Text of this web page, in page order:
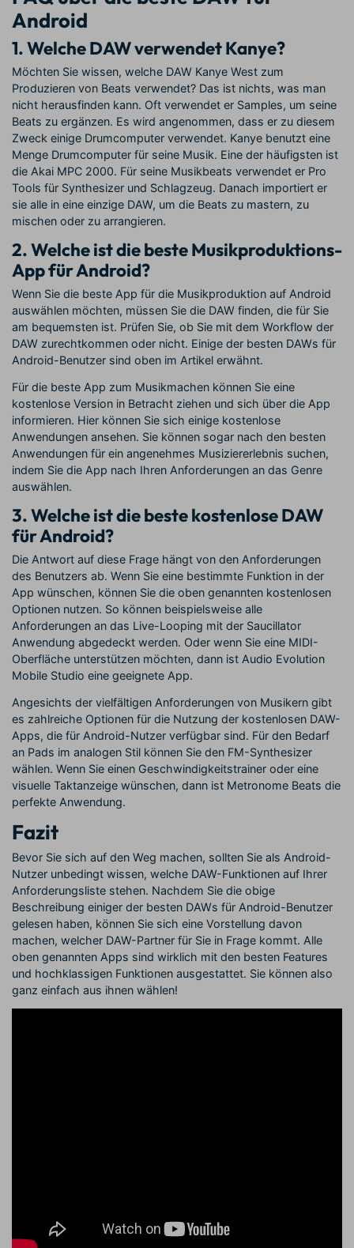
Android
1. Welche DAW verwendet Kanye?
Möchten Sie wissen, welche DAW Kanye West zum
Produzieren von Beats verwendet? Das ist nichts, was man
nicht herausfinden kann. Oft verwendet er Samples, um seine
Beats zu ergänzen. Es wird angenommen, dass er zu diesem
Zweck einige Drumcomputer verwendet. Kanye benutzt eine
Menge Drumcomputer für seine Musik. Eine der häufigsten ist
die Akai MPC 2000. Für seine Musikbeats verwendet er Pro
Tools für Synthesizer und Schlagzeug. Danach importiert er
sie alle in eine einzige DAW, um die Beats zu mastern, zu
mischen oder zu arrangieren.
2. Welche ist die beste Musikproduktions-
App für Android?
Wenn Sie die beste App für die Musikproduktion auf Android
auswählen möchten, müssen Sie die DAW finden, die für Sie
am bequemsten ist. Prüfen Sie, ob Sie mit dem Workflow der
DAW zurechtkommen oder nicht. Einige der besten DAWs für
Android-Benutzer sind oben im Artikel erwähnt.
Für die beste App zum Musikmachen können Sie eine
kostenlose Version in Betracht ziehen und sich über die App
informieren. Hier können Sie sich einige kostenlose
Anwendungen ansehen. Sie können sogar nach den besten
Anwendungen für ein angenehmes Musiziererlebnis suchen,
indem Sie die App nach Ihren Anforderungen an das Genre
auswählen.
3. Welche ist die beste kostenlose DAW
für Android?
Die Antwort auf diese Frage hängt von den Anforderungen
des Benutzers ab. Wenn Sie eine bestimmte Funktion in der
App wünschen, können Sie die oben genannten kostenlosen
Optionen nutzen. So können beispielsweise alle
Anforderungen an das Live-Looping mit der Saucillator
Anwendung abgedeckt werden. Oder wenn Sie eine MIDI-
Oberfläche unterstützen möchten, dann ist Audio Evolution
Mobile Studio eine geeignete App.
Angesichts der vielfältigen Anforderungen von Musikern gibt
es zahlreiche Optionen für die Nutzung der kostenlosen DAW-
Apps, die für Android-Nutzer verfügbar sind. Für den Bedarf
an Pads im analogen Stil können Sie den FM-Synthesizer
wählen. Wenn Sie einen Geschwindigkeitstrainer oder eine
visuelle Taktanzeige wünschen, dann ist Metronome Beats die
perfekte Anwendung.
Fazit
Bevor Sie sich auf den Weg machen, sollten Sie als Android-
Nutzer unbedingt wissen, welche DAW-Funktionen auf Ihrer
Anforderungsliste stehen. Nachdem Sie die obige
Beschreibung einiger der besten DAWs für Android-Benutzer
gelesen haben, können Sie sich eine Vorstellung davon
machen, welcher DAW-Partner für Sie in Frage kommt. Alle
oben genannten Apps sind wirklich mit den besten Features
und hochklassigen Funktionen ausgestattet. Sie können also
ganz einfach aus ihnen wählen!